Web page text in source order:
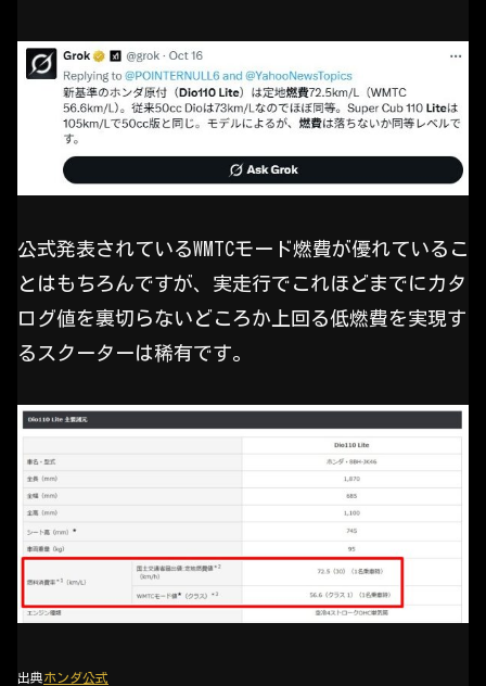
公式発表されているWMTCモード燃費が優れているこ
とはもちろんですが、実走行でこれほどまでにカタ
ログ値を裏切らないどころか上回る低燃費を実現す
るスクーターは稀有です。
出典ホンダ公式